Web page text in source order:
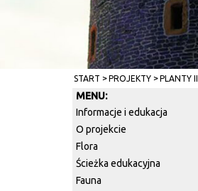
START PROJEKTY PLANTY II
MENU:
Informacje i edukacja
O projekcie
Flora
Ścieżka edukacyjna
Fauna